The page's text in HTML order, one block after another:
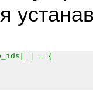
] = {